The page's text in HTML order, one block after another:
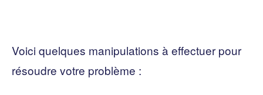
Voici quelques manipulations à effectuer pour
résoudre votre problème :